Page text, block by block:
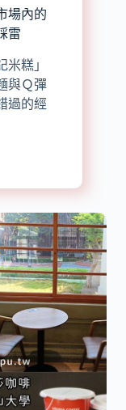
場內的
雷
糕」
與Ｑ彈
過的經